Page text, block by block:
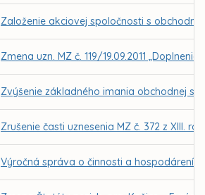
Založenie akciovej spoločnosti s
Zmena uzn. MZ č. 119/19.09.2011
Zvýšenie základného imania obchodnej
Zrušenie časti uznesenia MZ č. 372 z XIII.
Výročná správa o činnosti a hospodárení